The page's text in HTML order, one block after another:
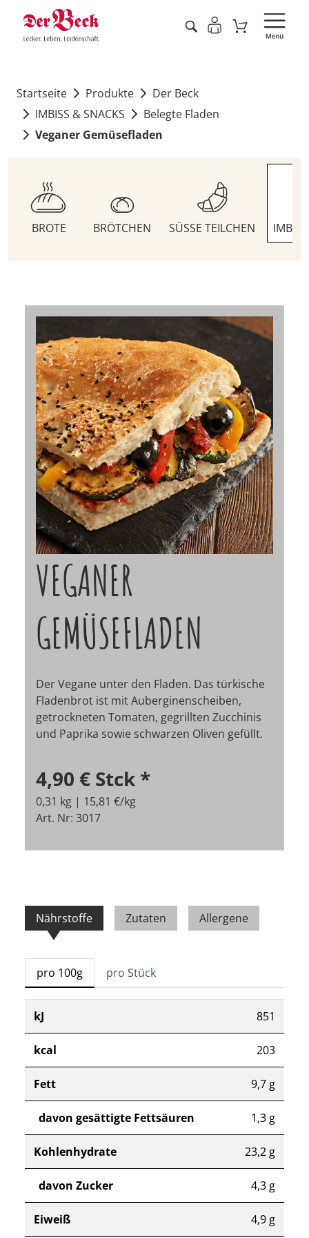
Startseite Produkte
Der Beck
IMBISS & SNACKS
Belegte Fladen
Veganer Gemüsefladen
BROTE BRÖTCHEN SÜSSE TEILCHEN
VEGANER
GEMÜSEFLADEN
Der Vegane unter den Fladen. Das türkische
Fladenbrot ist mit Auberginenscheiben,
getrockneten Tomaten, gegrillten Zucchinis
und Paprika sowie schwarzen Oliven gefüllt.
4,90 € Stck *
0,31 kg | 15,81 €/kg
Art. Nr: 3017
Nährstoffe Zutaten Allergene
pro 100g pro Stück
kJ 851
kcal 203
Fett 9,7 g
davon gesättigte Fettsäuren 1,3 g
Kohlenhydrate 23,2 g
davon Zucker 4,3 g
Eiweiß 4,9 g